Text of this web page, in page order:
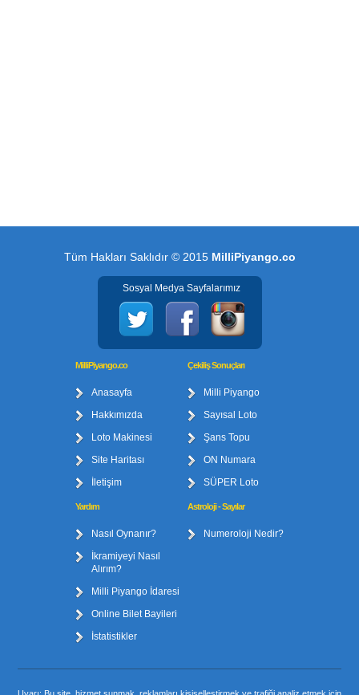
Tüm Hakları Saklıdır © 2015 MilliPiyango.co
Sosyal Medya Sayfalarımız
MilliPiyango.co
Anasayfa
Hakkımızda
Loto Makinesi
Site Haritası
İletişim
Çekiliş Sonuçları
Milli Piyango
Sayısal Loto
Şans Topu
ON Numara
SÜPER Loto
Yardım
Nasıl Oynanır?
İkramiyeyi Nasıl
Alırım?
Milli Piyango İdaresi
Online Bilet Bayileri
İstatistikler
Astroloji - Sayılar
Numeroloji Nedir?